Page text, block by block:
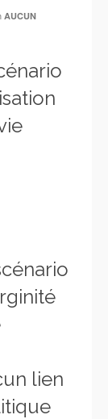
AUCUN
lien